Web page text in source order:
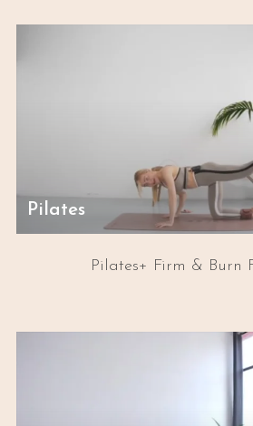
Pilates
Pilates+ Firm & Burn